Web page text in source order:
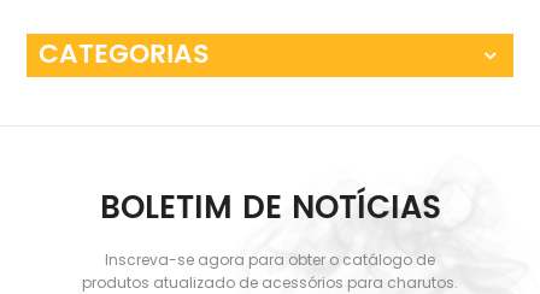
Drawer
CATEGORIAS
BOLETIM DE NOTÍCIAS
Inscreva-se agora para obter o catálogo de
produtos atualizado de acessórios para charutos.